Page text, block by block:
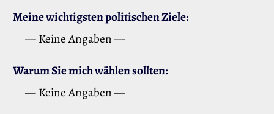
Meine wichtigsten politischen Ziele:
— Keine Angaben —
Warum Sie mich wählen sollten:
— Keine Angaben —